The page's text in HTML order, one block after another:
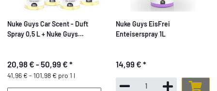
Nuke Guys Car Scent - Duft
Spray 0,5 L + Nuke Guys
20,98 € -50,99 € *
41,96 € - 101,98 € pro 1 l
Nuke Guys EisFrei
Enteiserspray 1L
14,99 € *